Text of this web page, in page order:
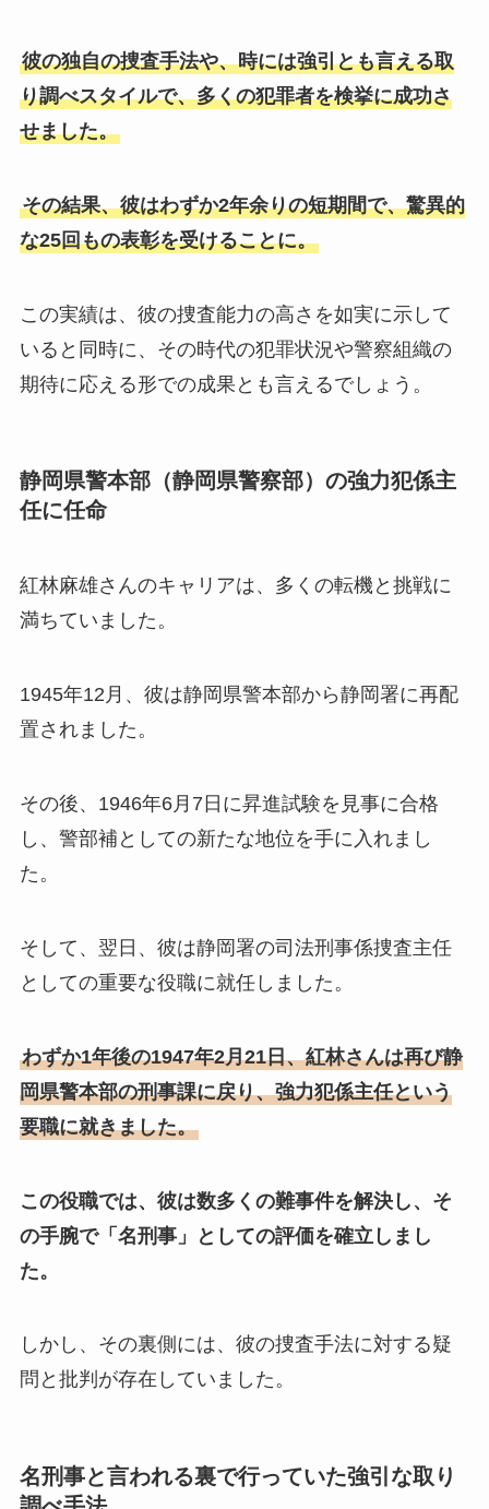
彼の独自の捜査手法や、時には強引とも言える取
り調べスタイルで、多くの犯罪者を検挙に成功さ
せました。
その結果、彼はわずか2年余りの短期間で、驚異的
な25回もの表彰を受けることに。
この実績は、彼の捜査能力の高さを如実に示して
いると同時に、その時代の犯罪状況や警察組織の
期待に応える形での成果とも言えるでしょう。
静岡県警本部（静岡県警察部）の強力犯係主
任に任命
紅林麻雄さんのキャリアは、多くの転機と挑戦に
満ちていました。
1945年12月、彼は静岡県警本部から静岡署に再配
置されました。
その後、1946年6月7日に昇進試験を見事に合格
し、警部補としての新たな地位を手に入れまし
た。
そして、翌日、彼は静岡署の司法刑事係捜査主任
としての重要な役職に就任しました。
わずか1年後の1947年2月21日、紅林さんは再び静
岡県警本部の刑事課に戻り、強力犯係主任という
要職に就きました。
この役職では、彼は数多くの難事件を解決し、そ
の手腕で「名刑事」としての評価を確立しまし
た。
しかし、その裏側には、彼の捜査手法に対する疑
問と批判が存在していました。
名刑事と言われる裏で行っていた強引な取り